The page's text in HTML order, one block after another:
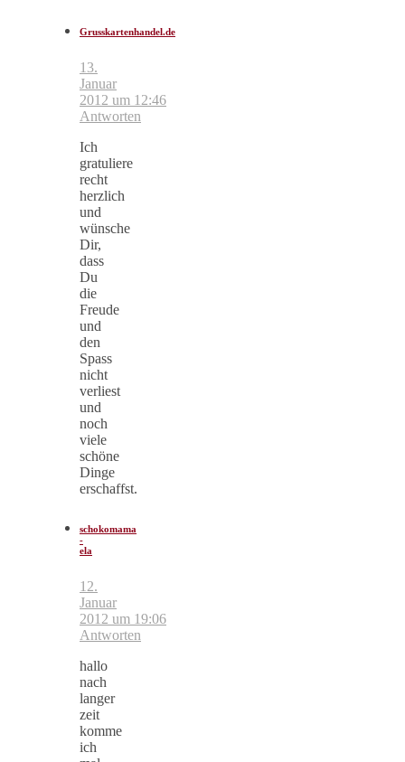
Grusskartenhandel.de
13.
Januar
2012 um 12:46
Antworten
Ich
gratuliere
recht
herzlich
und
wünsche
Dir,
dass
Du
die
Freude
und
den
Spass
nicht
verliest
und
noch
viele
schöne
Dinge
erschaffst.
schokomama
-
ela
12.
Januar
2012 um 19:06
Antworten
hallo
nach
langer
zeit
komme
ich